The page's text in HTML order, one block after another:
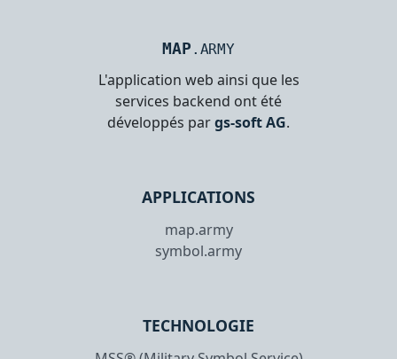
MAP.ARMY
L'application web ainsi que les
services backend ont été
développés pargs-soft AG.
APPLICATIONS
map.army
symbol.army
TECHNOLOGIE